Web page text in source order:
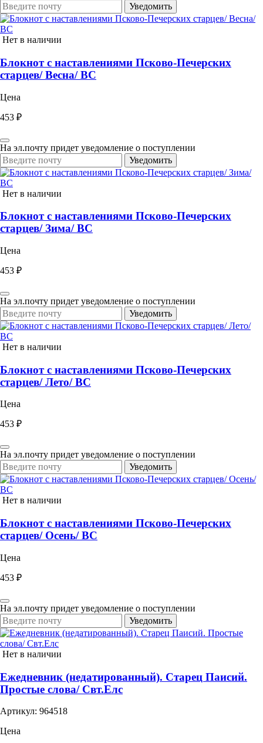
Уведомить
Нет в наличии
Блокнот с наставлениями Псково-Печерских
старцев/ Весна/ ВС
Цена
453 ₽
На эл.почту придет уведомление о поступлении
Уведомить
Нет в наличии
Блокнот с наставлениями Псково-Печерских
старцев/ Зима/ ВС
Цена
453 ₽
На эл.почту придет уведомление о поступлении
Уведомить
Нет в наличии
Блокнот с наставлениями Псково-Печерских
старцев/ Лето/ ВС
Цена
453 ₽
На эл.почту придет уведомление о поступлении
Уведомить
Нет в наличии
Блокнот с наставлениями Псково-Печерских
старцев/ Осень/ ВС
Цена
453 ₽
На эл.почту придет уведомление о поступлении
Уведомить
Нет в наличии
Ежедневник (недатированный). Старец Паисий.
Простые слова/ Свт.Елс
Артикул: 964518
Цена